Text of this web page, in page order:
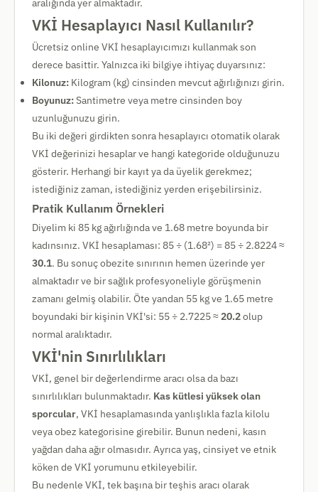
aralığında yer almaktadır.
VKİ Hesaplayıcı Nasıl Kullanılır?
Ücretsiz online VKİ hesaplayıcımızı kullanmak son
derece basittir. Yalnızca iki bilgiye ihtiyaç duyarsınız:
Kilonuz: Kilogram (kg) cinsinden mevcut ağırlığınızı girin.
Boyunuz:Santimetre veya metre cinsinden boy
uzunluğunuzu girin.
Bu iki değeri girdikten sonra hesaplayıcı otomatik olarak
VKİ değerinizi hesaplar ve hangi kategoride olduğunuzu
gösterir. Herhangi bir kayıt ya da üyelik gerekmez;
istediğiniz zaman, istediğiniz yerden erişebilirsiniz.
Pratik Kullanım Örnekleri
Diyelim ki 85 kg ağırlığında ve 1.68 metre boyunda bir
kadınsınız. VKİ hesaplaması: 85 ÷ (1.68²) = 85 ÷ 2.8224 ≈
30.1. Bu sonuç obezite sınırının hemen üzerinde yer
almaktadır ve bir sağlık profesyoneliyle görüşmenin
zamanı gelmiş olabilir. Öte yandan 55 kg ve 1.65 metre
boyundaki bir kişinin VKİ'si: 55 ÷ 2.7225 ≈ 20.2olup
normal aralıktadır.
VKİ'nin Sınırlılıkları
VKİ, genel bir değerlendirme aracı olsa da bazı
sınırlılıkları bulunmaktadır. Kas kütlesi yüksek olan
sporcular, VKİ hesaplamasında yanlışlıkla fazla kilolu
veya obez kategorisine girebilir. Bunun nedeni, kasın
yağdan daha ağır olmasıdır. Ayrıca yaş, cinsiyet ve etnik
köken de VKİ yorumunu etkileyebilir.
Bu nedenle VKİ, tek başına bir teşhis aracı olarak